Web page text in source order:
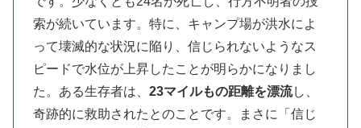
索が続いています。特に、キャンプ場が洪水によ
って壊滅的な状況に陥り、信じられないようなス
ピードで水位が上昇したことが明らかになりまし
た。ある生存者は、 23マイルもの距離を漂流し、
奇跡的に救助されたとのことです。まさに「信じ